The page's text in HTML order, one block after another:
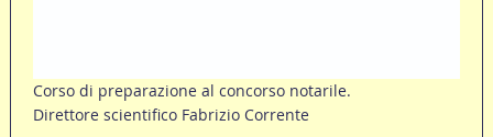
Corso di preparazione al concorso notarile.
Direttore scientifico Fabrizio Corrente